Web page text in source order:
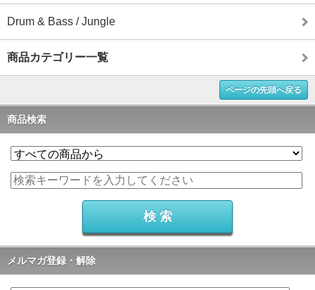
Drum & Bass / Jungle
商品カテゴリー一覧
ページの先頭へ戻る
商品検索
メルマガ登録・解除